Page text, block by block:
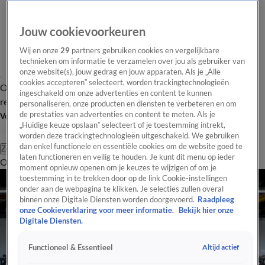
Overzicht Laatste nieuws Regionieuws Het beste van Hart
Tip de
redactie
Volg Hart van Nederland
Zoeken
OverzichtRegioUitzendingenWeerTip de redactiePanelVideo's
Jouw cookievoorkeuren
Wij en onze29 partners gebruiken cookies en vergelijkbare
technieken om informatie te verzamelen over jou als gebruiker van
onze website(s), jouw gedrag en jouw apparaten. Als je „Alle
cookies accepteren” selecteert, worden trackingtechnologieën
ingeschakeld om onze advertenties en content te kunnen
personaliseren, onze producten en diensten te verbeteren en om
de prestaties van advertenties en content te meten. Als je
„Huidige keuze opslaan” selecteert of je toestemming intrekt,
worden deze trackingtechnologieën uitgeschakeld. We gebruiken
dan enkel functionele en essentiële cookies om de website goed te
laten functioneren en veilig te houden. Je kunt dit menu op ieder
moment opnieuw openen om je keuzes te wijzigen of om je
toestemming in te trekken door op de link Cookie-instellingen
onder aan de webpagina te klikken. Je selecties zullen overal
binnen onze Digitale Diensten worden doorgevoerd. Raadpleeg
onze Cookieverklaring voor meer informatie.
Bekijk hier onze
Digitale Diensten.
Functioneel & Essentieel Altijd actief